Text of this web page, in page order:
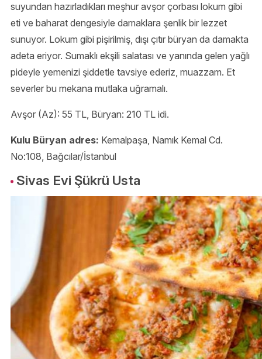
suyundan hazırladıkları meşhur avşor çorbası lokum gibi
eti ve baharat dengesiyle damaklara şenlik bir lezzet
sunuyor. Lokum gibi pişirilmiş, dışı çıtır büryan da damakta
adeta eriyor. Sumaklı ekşili salatası ve yanında gelen yağlı
pideyle yemenizi şiddetle tavsiye ederiz, muazzam. Et
severler bu mekana mutlaka uğramalı.
Avşor (Az): 55 TL, Büryan: 210 TL idi.
Kulu Büryan adres: Kemalpaşa, Namık Kemal Cd.
No:108, Bağcılar/İstanbul
Sivas Evi Şükrü Usta